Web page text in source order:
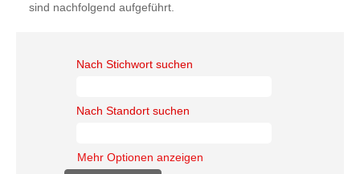
sind nachfolgend aufgeführt.
Nach Stichwort suchen
Nach Standort suchen
Mehr Optionen anzeigen